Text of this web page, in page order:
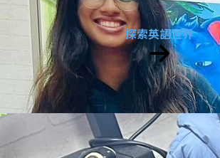
探索英語世界